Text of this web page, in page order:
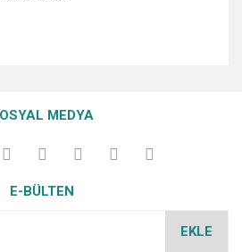
Yorum Yaz
teşekkür ederiz.
bilgiler bulunuyor.
MEDYA
E-BÜLTEN
EKLE